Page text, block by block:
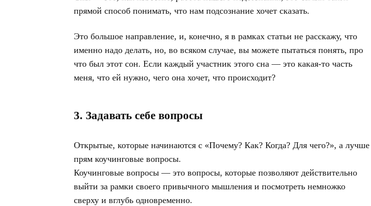
прямой способ понимать, что нам подсознание хочет сказать.
Это большое направление, и, конечно, я в рамках статьи не расскажу, что
именно надо делать, но, во всяком случае, вы можете пытаться понять, про
что был этот сон. Если каждый участник этого сна — это какая-то часть
меня, что ей нужно, чего она хочет, что происходит?
3. Задавать себе вопросы
Открытые, которые начинаются с «Почему? Как? Когда? Для чего?», а лучше
прям коучинговые вопросы.
Коучинговые вопросы — это вопросы, которые позволяют действительно
выйти за рамки своего привычного мышления и посмотреть немножко
сверху и вглубь одновременно.